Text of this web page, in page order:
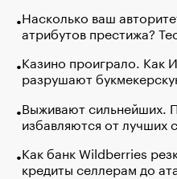
Насколько ваш
атрибутов престижа?
Казино проиграло. Как
разрушают
Выживают сильнейших.
избавляются от лучших
Как банк Wildberries
кредиты селлерам до